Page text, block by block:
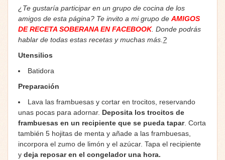
¿Te gustaría participar en un grupo de cocina de los
amigos de esta página? Te invito a mi grupo de AMIGOS
DE RECETA SOBERANA EN FACEBOOK. Donde podrás
hablar de todas estas recetas y muchas más. ?
Utensilios
Batidora
Preparación
Lava las frambuesas y cortar en trocitos, reservando
unas pocas para adornar. Deposita los trocitos de
frambuesas en un recipiente que se pueda tapar. Corta
también 5 hojitas de menta y añade a las frambuesas,
incorpora el zumo de limón y el azúcar. Tapa el recipiente
y deja reposar en el congelador una hora.